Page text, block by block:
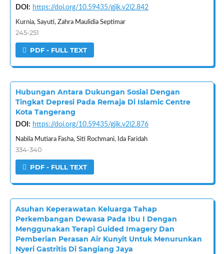
DOI: https://doi.org/10.59435/gjik.v2i2.842
Kurnia, Sayuti, Zahra Maulidia Septimar
245-251
PDF - FULL TEXT
Hubungan Antara Dukungan Sosial Dengan
Tingkat Depresi Pada Remaja Di Islamic Centre
Kota Tangerang
DOI: https://doi.org/10.59435/gjik.v2i2.876
Nabila Mutiara Fasha, Siti Rochmani, Ida Faridah
334-340
PDF - FULL TEXT
Asuhan Keperawatan Keluarga Tahap
Perkembangan Dewasa Pada Ibu I Dengan
Menggunakan Terapi Guided Imagery Dan
Pemberian Perasan Air Kunyit Untuk Menurunkan
Nyeri Gastritis Di Sangiang Jaya